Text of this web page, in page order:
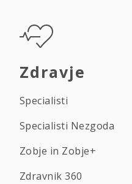
Zdravje
Specialisti
Specialisti Nezgoda
Zobje in Zobje+
Zdravnik 360